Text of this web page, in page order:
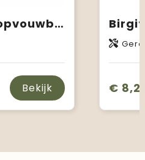
LEEDS - 23 Inch opvouwbare paraplu
Bekijk €